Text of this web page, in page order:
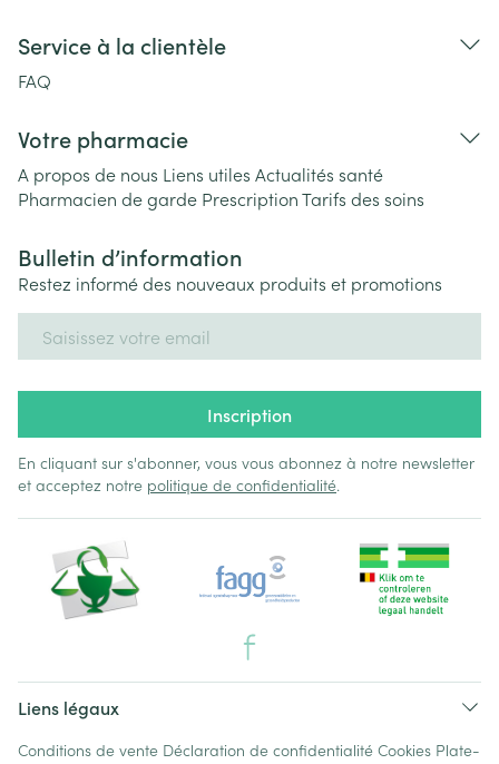
Service à la clientèle
FAQ
Votre pharmacie
A propos de nous Liens utiles Actualités santé
Pharmacien de garde PrescriptionTarifs des soins
Bulletin d’information
Restez informé des nouveaux produits et promotions
Inscription
En cliquant sur s'abonner, vous vous abonnez à notre newsletter
et acceptez notre politique de confidentialité.
Liens légaux
Conditions de vente Déclaration de confidentialité Cookies Plate-